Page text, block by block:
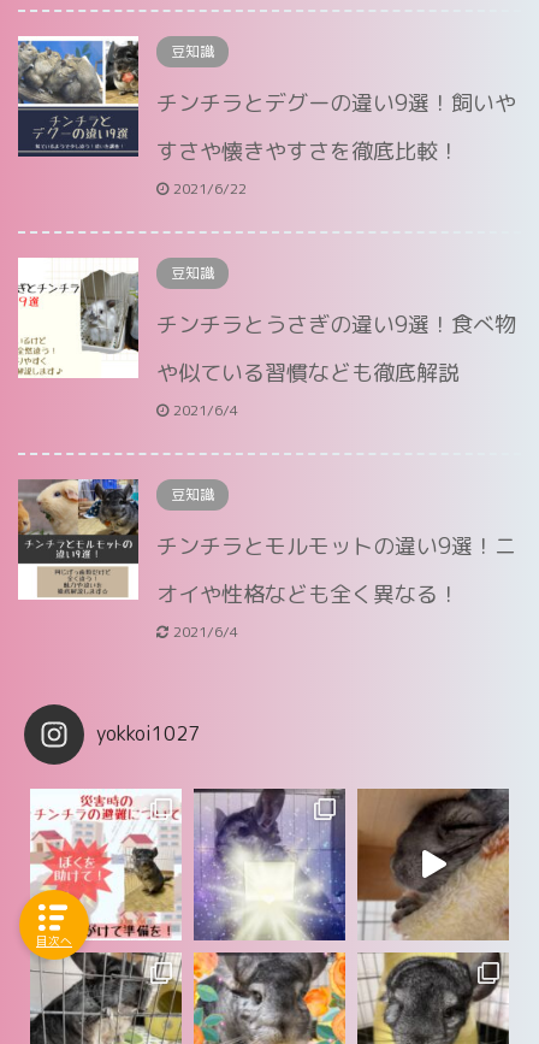
豆知識
チンチラとデグーの違い9選！飼いや
すさや懐きやすさを徹底比較！
2021/6/22
豆知識
チンチラとうさぎの違い9選！食べ物
や似ている習慣なども徹底解説
2021/6/4
豆知識
チンチラとモルモットの違い9選！ニ
オイや性格なども全く異なる！
2021/6/4
yokkoi1027
目次へ